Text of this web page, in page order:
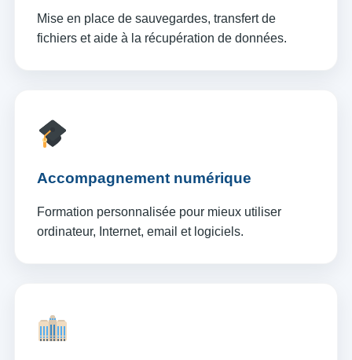
Mise en place de sauvegardes, transfert de
fichiers et aide à la récupération de données.
Accompagnement numérique
Formation personnalisée pour mieux utiliser
ordinateur, Internet, email et logiciels.